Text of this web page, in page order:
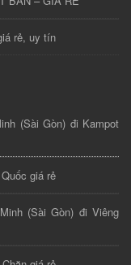
rẻ, uy tín
(Sài Gòn) đi Kampot
giá rẻ
(Sài Gòn) đi Viêng